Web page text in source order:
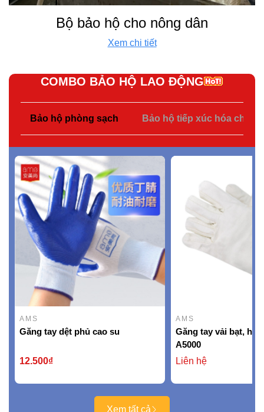
Bộ bảo hộ cho nông dân
Xem chi tiết
COMBO BẢO HỘ LAO ĐỘNG
Bảo hộ phòng sạch Bảo hộ tiếp xúc hóa chất
AMS
Găng tay dệt phủ cao su
12.500₫
AMS
Găng tay vải bạt,
A5000
Liên hệ
Xem tất cả